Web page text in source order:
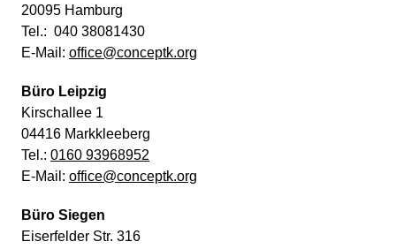
20095 Hamburg
Tel.: 040 38081430
E-Mail: office@conceptk.org
Büro Leipzig
Kirschallee 1
04416 Markkleeberg
Tel.: 0160 93968952
E-Mail: office@conceptk.org
Büro Siegen
Eiserfelder Str. 316